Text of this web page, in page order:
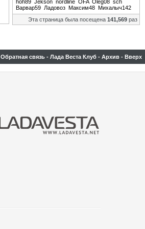
hoh89 Jekson nordline OFA Oleg08 sch
Варвар59 Ладовоз Максим48 Михалыч142
Эта страница была посещена 141,569 раз
Обратная связь - Лада Веста Клуб - Архив - Вверх